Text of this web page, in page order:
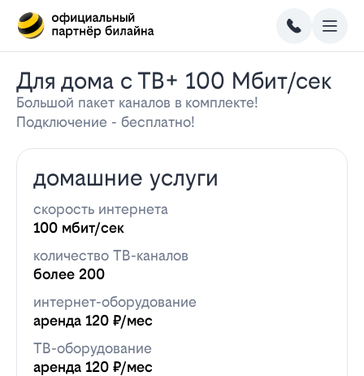
Для дома с ТВ+ 100 Мбит/сек
Большой пакет каналов в комплекте!
Подключение - бесплатно!
домашние услуги
скорость интернета
100 мбит/сек
количество ТВ-каналов
более 200
интернет-оборудование
аренда 120 ₽/мес
ТВ-оборудование
аренда 120 ₽/мес